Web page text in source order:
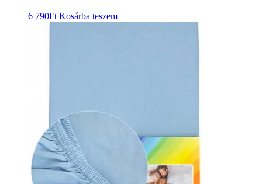
6 790Ft Kosárba teszem